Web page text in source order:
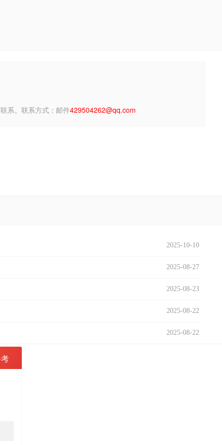
系。联系方式：邮件429504262@qq.com
2025-10-10
2025-08-27
2025-08-23
2025-08-22
2025-08-22